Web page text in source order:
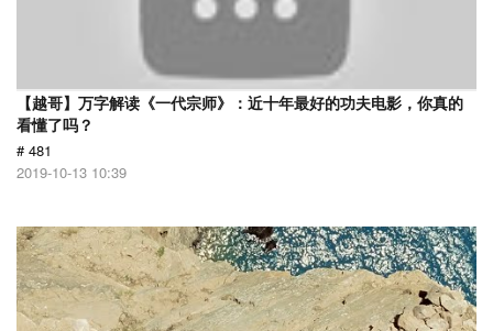
【越哥】万字解读《一代宗师》：近十年最好的功夫电影，你真的
看懂了吗？
# 481
2019-10-13 10:39